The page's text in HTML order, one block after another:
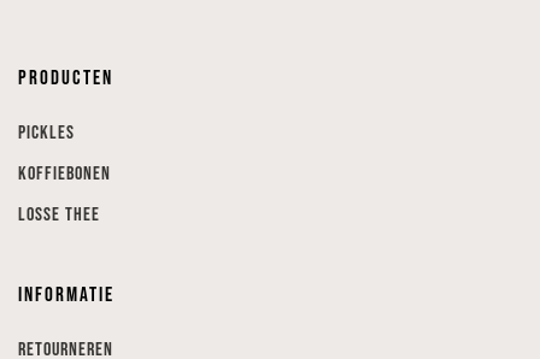
Producten
Pickles
Koffiebonen
Losse thee
Informatie
Retourneren